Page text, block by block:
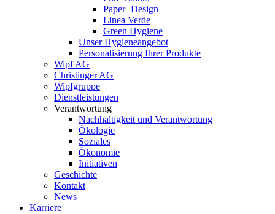
Paper+Design
Linea Verde
Green Hygiene
Unser Hygieneangebot
Personalisierung Ihrer Produkte
Wipf AG
Christinger AG
Wipfgruppe
Dienstleistungen
Verantwortung
Nachhaltigkeit und Verantwortung
Ökologie
Soziales
Ökonomie
Initiativen
Geschichte
Kontakt
News
Karriere